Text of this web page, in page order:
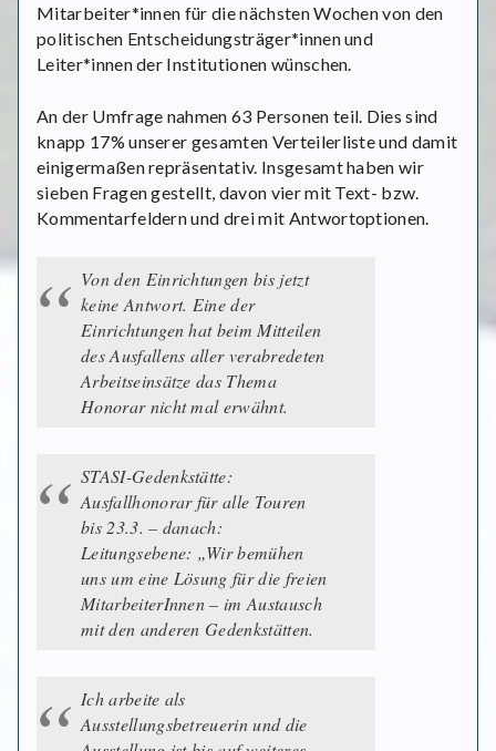
Mitarbeiter*innen für die nächsten Wochen von den
politischen Entscheidungsträger*innen und
Leiter*innen der Institutionen wünschen.
An der Umfrage nahmen 63 Personen teil. Dies sind
knapp 17% unserer gesamten Verteilerliste und damit
einigermaßen repräsentativ. Insgesamt haben wir
sieben Fragen gestellt, davon vier mit Text- bzw.
Kommentarfeldern und drei mit Antwortoptionen.
Von den Einrichtungen bis jetzt
keine Antwort. Eine der
Einrichtungen hat beim Mitteilen
des Ausfallens aller verabredeten
Arbeitseinsätze das Thema
Honorar nicht mal erwähnt.
STASI-Gedenkstätte:
Ausfallhonorar für alle Touren
bis 23.3. – danach:
Leitungsebene: „Wir bemühen
uns um eine Lösung für die freien
MitarbeiterInnen – im Austausch
mit den anderen Gedenkstätten.
Ich arbeite als
Ausstellungsbetreuerin und die